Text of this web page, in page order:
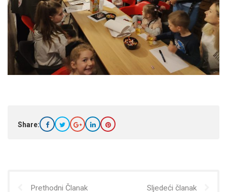
Share:
Prethodni Članak Sljedeći članak